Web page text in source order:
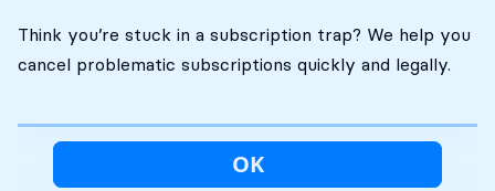
Think you’re stuck in a subscription trap? We help you
cancel problematic subscriptions quickly and legally.